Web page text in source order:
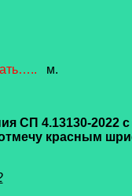
м.
СП 4.13130-2022 с
отмечу красным